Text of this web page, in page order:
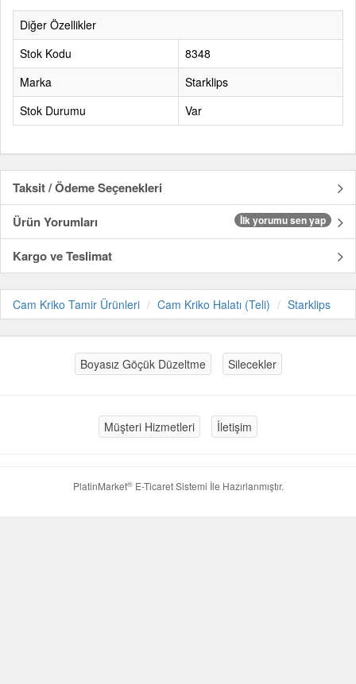
Diğer Özellikler
Stok Kodu
8348
Marka
Starklips
Stok Durumu
Var
Taksit / Ödeme Seçenekleri
Ürün Yorumları
İlk yorumu sen yap
Kargo ve Teslimat
Cam Kriko Tamir Ürünleri Cam Kriko Halatı (Teli) Starklips
Boyasız Göçük Düzeltme Silecekler
Müşteri Hizmetleri İletişim
PlatinMarket®E-Ticaret Sistemi İle Hazırlanmıştır.